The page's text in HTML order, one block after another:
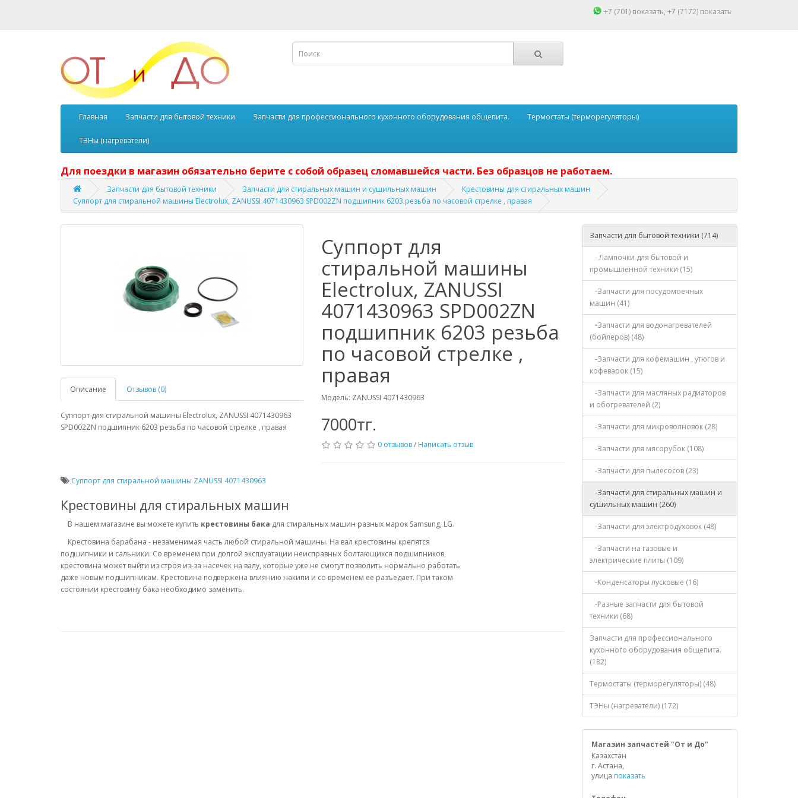
+7 (701) показать, +7 (7172) показать
Главная Запчасти для бытовой техники Запчасти для профессионального кухонного оборудования общепита. Термостаты (терморегуляторы)
ТЭНы (нагреватели)
Для поездки в магазин обязательно берите с собой образец сломавшейся части. Без образцов не работаем.
Запчасти для бытовой техники Запчасти для стиральных машин и сушильных машин
Крестовины для стиральных машин
Суппорт для стиральной машины Electrolux, ZANUSSI 4071430963 SPD002ZN подшипник 6203 резьба по часовой стрелке , правая
Описание Отзывов (0)
Суппорт для стиральной машины Electrolux, ZANUSSI 4071430963
SPD002ZN подшипник 6203 резьба по часовой стрелке , правая
Суппорт для
стиральной машины
Electrolux, ZANUSSI
4071430963 SPD002ZN
подшипник 6203 резьба
по часовой стрелке ,
правая
Модель: ZANUSSI 4071430963
7000тг.
0 отзывов/ Написать отзыв
Суппорт для стиральной машины ZANUSSI 4071430963
Крестовины для стиральных машин
В нашем магазине вы можете купить крестовины бака для стиральных машин разных марок Samsung, LG.
Крестовина барабана - незаменимая часть любой стиральной машины. На вал крестовины крепятся
подшипники и сальники. Со временем при долгой эксплуатации неисправных болтающихся подшипников,
крестовина может выйти из строя из-за насечек на валу, которые уже не смогут позволить нормально работать
даже новым подшипникам. Крестовина подвержена влиянию накипи и со временем ее разъедает. При таком
состоянии крестовину бака необходимо заменить.
Запчасти для бытовой техники (714)
- Лампочки для бытовой и
промышленной техники (15)
-Запчасти для посудомоечных
машин (41)
-Запчасти для водонагревателей
(бойлеров) (48)
-Запчасти для кофемашин , утюгов и
кофеварок (15)
-Запчасти для масляных радиаторов
и обогревателей (2)
-Запчасти для микроволновок (28)
-Запчасти для мясорубок (108)
-Запчасти для пылесосов (23)
-Запчасти для стиральных машин и
сушильных машин (260)
-Запчасти для электродуховок (48)
-Запчасти на газовые и
электрические плиты (109)
-Конденсаторы пусковые (16)
-Разные запчасти для бытовой
техники (68)
Запчасти для профессионального
кухонного оборудования общепита.
(182)
Термостаты (терморегуляторы) (48)
ТЭНы (нагреватели) (172)
Магазин запчастей "От и До"
Казахстан
г. Астана,
улица показать